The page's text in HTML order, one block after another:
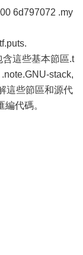
6d797072 .my
這些基本節區.t
stack,
這些節區和源代
代碼。